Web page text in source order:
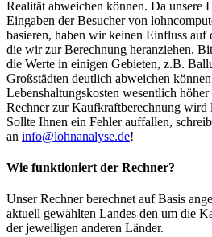
Realität abweichen können. Da unsere
Eingaben der Besucher von
basieren, haben wir keinen Einfluss
die wir zur Berechnung heranziehen.
die Werte in einigen Gebieten, z.B.
Großstädten deutlich abweichen
Lebenshaltungskosten wesentlich
Rechner zur Kaufkraftberechnung wird
Sollte Ihnen ein Fehler auffallen,
an info@lohnanalyse.de!
Wie funktioniert der Rechner?
Unser Rechner berechnet auf Basis
aktuell gewählten Landes den um die
der jeweiligen anderen Länder.